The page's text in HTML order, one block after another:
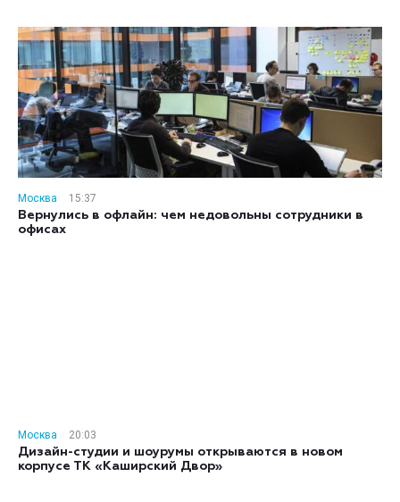
Москва
15:37
Вернулись в офлайн: чем недовольны сотрудники в
офисах
Москва
20:03
Дизайн-студии и шоурумы открываются в новом
корпусе ТК «Каширский Двор»